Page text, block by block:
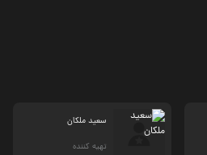
سعید ملکان
تهیه کننده